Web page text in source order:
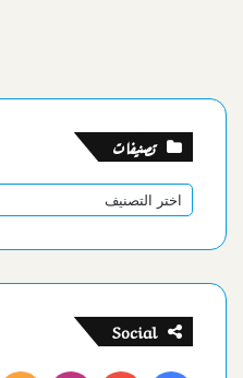
تصنيفات
تصنيفات
Social